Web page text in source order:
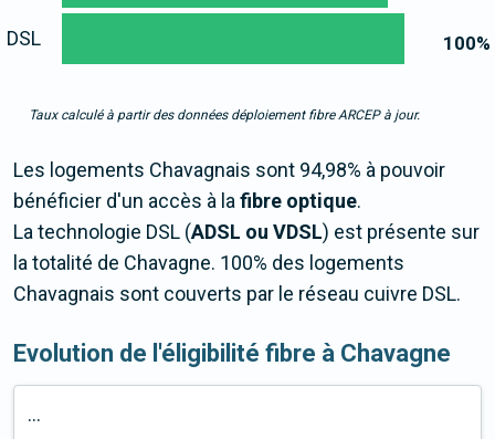
100%
DSL
Taux calculé à partir des données déploiement fibre ARCEP à jour.
Les logements Chavagnais sont 94,98% à pouvoir
bénéficier d'un accès à lafibre optique.
La technologie DSL (ADSL ou VDSL) est présente sur
la totalité de Chavagne. 100% des logements
Chavagnais sont couverts par le réseau cuivre DSL.
Evolution de l'éligibilité fibre à Chavagne
...